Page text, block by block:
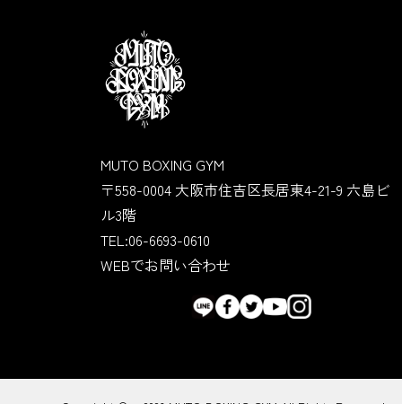
MUTO BOXING GYM
〒558-0004 大阪市住吉区長居東4-21-9 六島ビ
ル3階
TEL:06-6693-0610
WEBでお問い合わせ